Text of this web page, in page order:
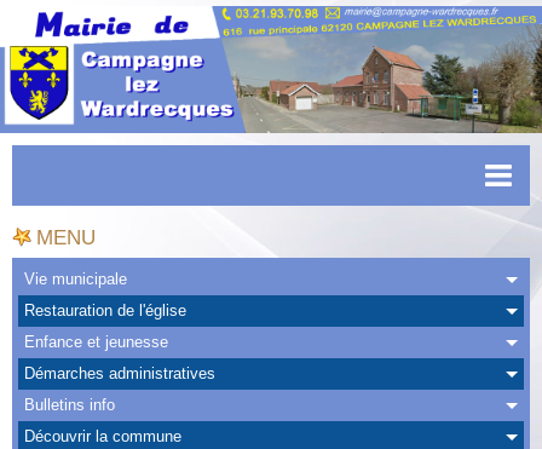
Accueil
Actualités
Facebook
CAPSO
Urbanisme
MENU
Vie municipale
Restauration de l'église
Enfance et jeunesse
Démarches administratives
Bulletins info
Découvrir la commune